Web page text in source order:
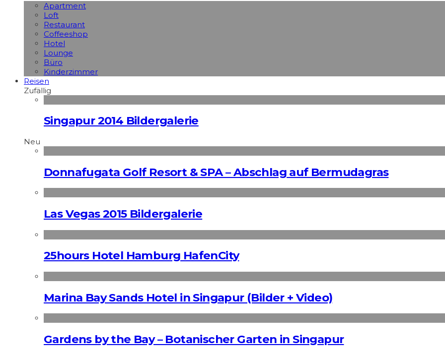
Apart­ment
Loft
Restaurant
Coffeeshop
Hotel
Lounge
Büro
Kinderzimmer
Reisen
Zufällig
Singapur 2014 Bildergalerie
Neu
Donnafugata Golf Resort & SPA – Abschlag auf Bermudagras
Las Vegas 2015 Bildergalerie
25hours Hotel Hamburg HafenCity
Marina Bay Sands Hotel in Singapur (Bilder + Video)
Gardens by the Bay – Botanischer Garten in Singapur